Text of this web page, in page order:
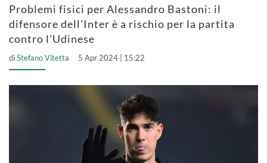
Problemi fisici per Alessandro Bastoni: il
difensore dell'Inter è a rischio per la partita
contro l'Udinese
diStefano Vitetta 5 Apr 2024 | 15:22